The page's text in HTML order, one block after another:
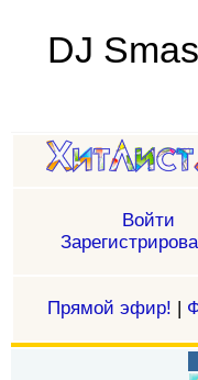
DJ
Войти
Прямой эфир! |